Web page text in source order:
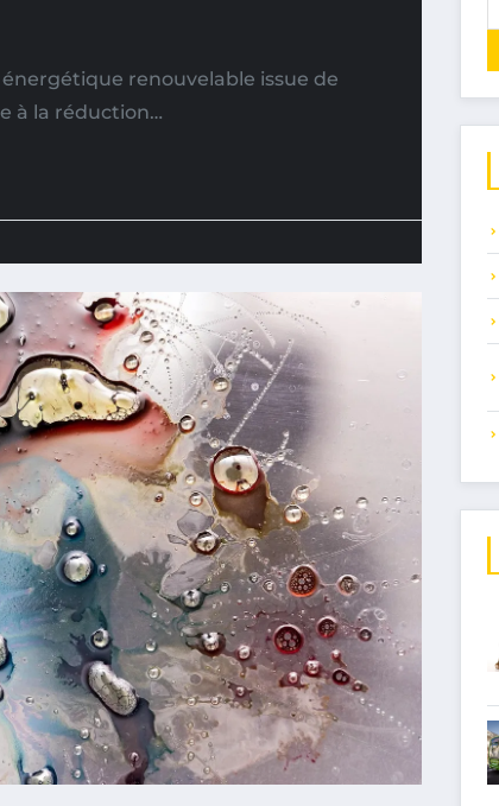
énergétique renouvelable issue de
à la réduction…